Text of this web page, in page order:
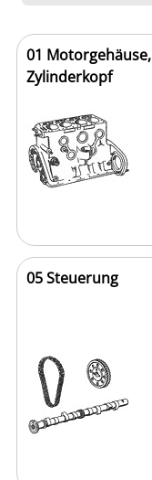
01 Motorgehäuse,
Zylinderkopf
05 Steuerung